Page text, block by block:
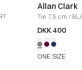
Allan Clark
Tie 7,5 cm /
DKK 400
ONE SIZE